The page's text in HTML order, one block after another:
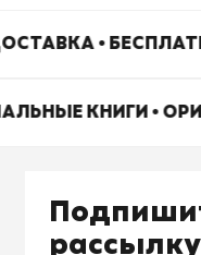
•
КНИГИ •
рассылку